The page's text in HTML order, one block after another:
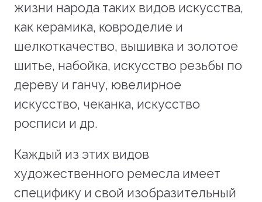
жизни народа таких видов искусства,
как керамика, ковроделие и
шелкоткачество, вышивка и золотое
шитье, набойка, искусство резьбы по
дереву и ганчу, ювелирное
искусство, чеканка, искусство
росписи и др.
Каждый из этих видов
художественного ремесла имеет
специфику и свой изобразительный